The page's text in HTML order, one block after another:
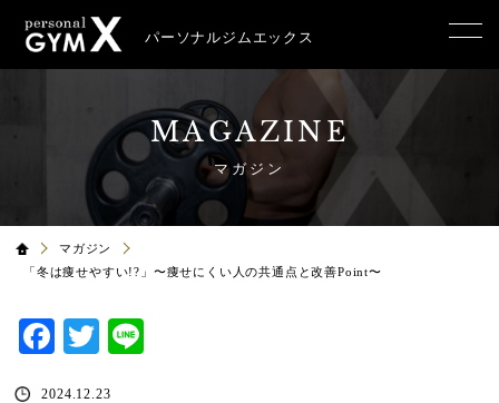
パーソナルジムエックス
MAGAZINE
マガジン
マガジン
「冬は痩せやすい!?」〜痩せにくい人の共通点と改善Point〜
Facebook
Twitter
2024.12.23